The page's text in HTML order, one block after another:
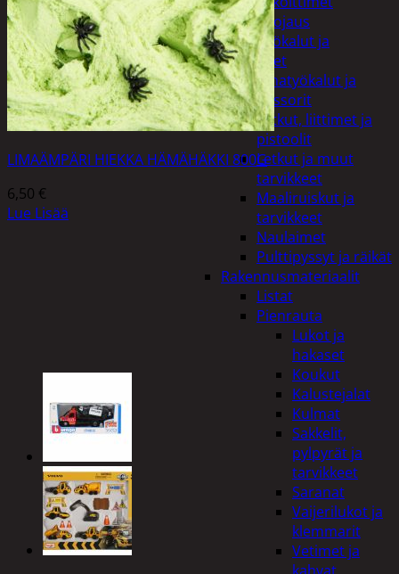
Suojaus
Muut työkalut ja
tarvikkeet
Paineilmatyökalut ja
kompressorit
Letkut, liittimet ja
pistoolit
Letkut ja muut
tarvikkeet
Maaliruiskut ja
tarvikkeet
Naulaimet
Pulttipyssyt ja räikät
Rakennusmateriaalit
Listat
Pienrauta
Lukot ja
hakaset
Koukut
Kalustejalat
Kulmat
Sakkelit,
pylpyrät ja
tarvikkeet
Saranat
Vaijerilukot ja
klemmarit
Vetimet ja
LIMAÄMPÄRI HIEKKA HÄMÄHÄKKI 800G
6,50 €
Lue Lisää